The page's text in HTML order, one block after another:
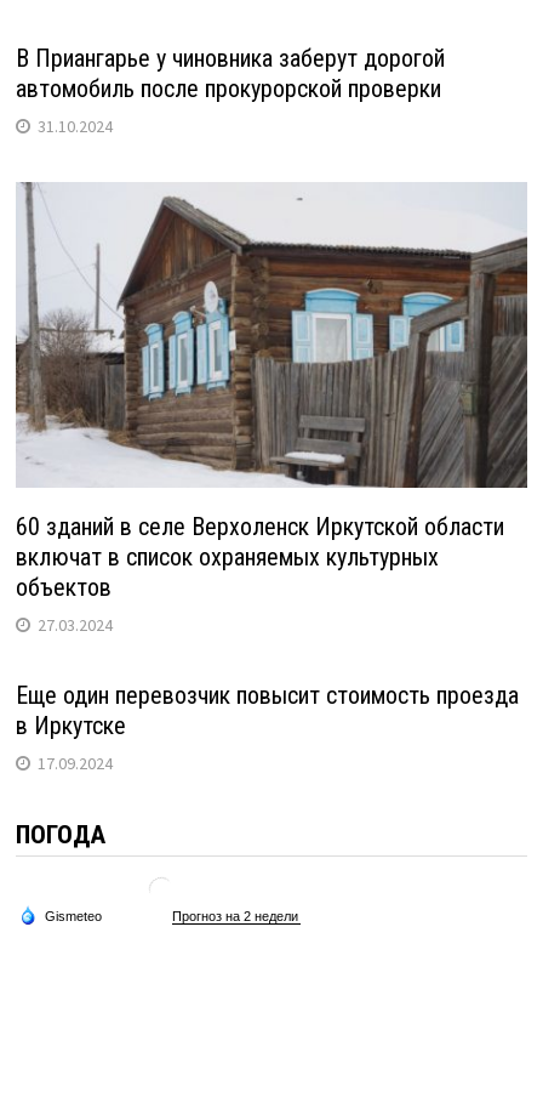
В Приангарье у чиновника заберут дорогой
автомобиль после прокурорской проверки
31.10.2024
60 зданий в селе Верхоленск Иркутской области
включат в список охраняемых культурных
объектов
27.03.2024
Еще один перевозчик повысит стоимость проезда
в Иркутске
17.09.2024
ПОГОДА